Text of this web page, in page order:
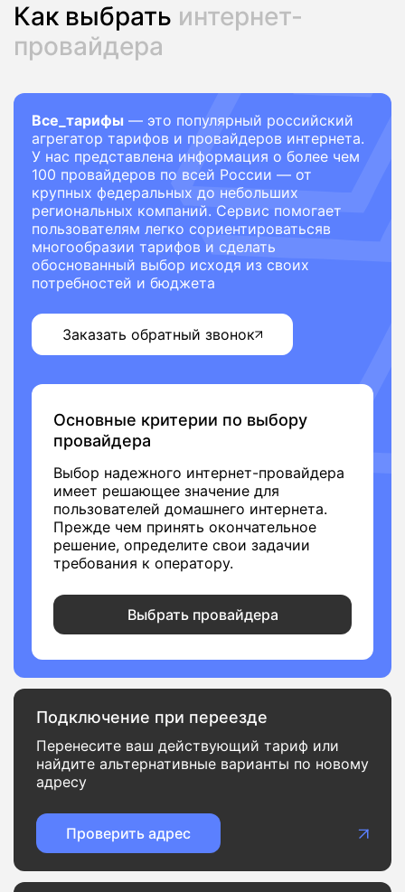
Как выбрать интернет-
провайдера
Все_тарифы — это популярный российский
агрегатор тарифов и провайдеров интернета.
У нас представлена информация о более чем
100 провайдеров по всей России — от
крупных федеральных до небольших
региональных компаний. Сервис помогает
пользователям легко сориентироватьсяв
многообразии тарифов и сделать
обоснованный выбор исходя из своих
потребностей и бюджета
Заказать обратный звонок
Основные критерии по выбору
провайдера
Выбор надежного интернет-провайдера
имеет решающее значение для
пользователей домашнего интернета.
Прежде чем принять окончательное
решение, определите свои задачии
требования к оператору.
Выбрать провайдера
Подключение при переезде
Перенесите ваш действующий тариф или
найдите альтернативные варианты по новому
адресу
Проверить адрес